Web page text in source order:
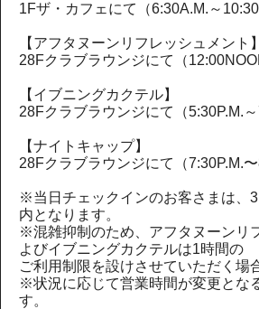
1Fザ・カフェにて（6:30A.M.～
【アフタヌーンリフレッシュメント】
28Fクラブラウンジにて（
【イブニングカクテル】
28Fクラブラウンジにて（5:30P.M.～
【ナイトキャップ】
28Fクラブラウンジにて（7:30P.M.〜
※当日チェックインのお客さまは、
内となります。
※混雑抑制のため、アフタヌーンリ
よびイブニングカクテルは1時間の
ご利用制限を設けさせていただく場
※状況に応じて営業時間が変更とな
す。